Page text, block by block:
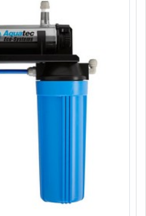
uma variedade de itens como
Speciale e bebedouro
em uma empresa
e em uma empresa
por contar com escritório de
as atividades e sala de
Todos esses
multidisciplinar de
de alta qualidade, garante
ponta a ponta.